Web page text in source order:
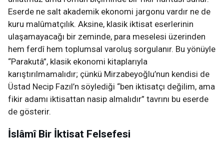
Eserde ne salt akademik ekonomi jargonu vardır ne de
kuru malûmatçılık. Aksine, klasik iktisat eserlerinin
ulaşamayacağı bir zeminde, para meselesi üzerinden
hem ferdî hem toplumsal varoluş sorgulanır. Bu yönüyle
“Parakutâ”, klasik ekonomi kitaplarıyla
karıştırılmamalıdır; çünkü Mirzabeyoğlu’nun kendisi de
Üstad Necip Fazıl’n söylediği “ben iktisatçı değilim, ama
fikir adamı iktisattan nasip almalıdır” tavrını bu eserde
de gösterir.
İslâmî Bir İktisat Felsefesi